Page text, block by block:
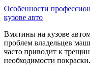
Особенности
кузове авто
Вмятины на кузове
проблем владельцев
часто приводит к
необходимости покраски.